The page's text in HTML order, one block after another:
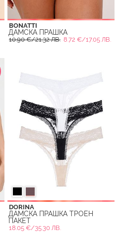
BONATTI
ДАМСКА ПРАШКА
10.90 €/21.32 ЛВ. 8.72 €/17.05 ЛВ.
DORINA
ДАМСКА ПРАШКА ТРОЕН
ПАКЕТ
18.05 €/35.30 ЛВ.